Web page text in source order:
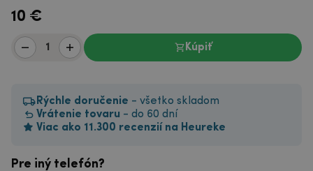
10 €
Kúpiť
Rýchle doručenie - všetko skladom
Vrátenie tovaru - do 60 dní
Viac ako 11.300 recenzií na Heureke
Pre iný telefón?